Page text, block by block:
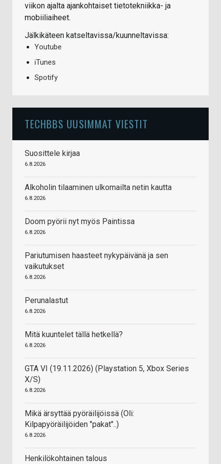
viikon ajalta ajankohtaiset tietotekniikka- ja
mobiiliaiheet.
Jälkikäteen katseltavissa/kuunneltavissa:
Youtube
iTunes
Spotify
TECHBBS UUSIMMAT VIESTIT
Suosittele kirjaa
6.8.2026
Alkoholin tilaaminen ulkomailta netin kautta
6.8.2026
Doom pyörii nyt myös Paintissa
6.8.2026
Pariutumisen haasteet nykypäivänä ja sen
vaikutukset
6.8.2026
Perunalastut
6.8.2026
Mitä kuuntelet tällä hetkellä?
6.8.2026
GTA VI (19.11.2026) (Playstation 5, Xbox Series
X/S)
6.8.2026
Mikä ärsyttää pyöräilijöissä (Oli:
Kilpapyöräilijöiden "pakat"..)
6.8.2026
Henkilökohtainen talous